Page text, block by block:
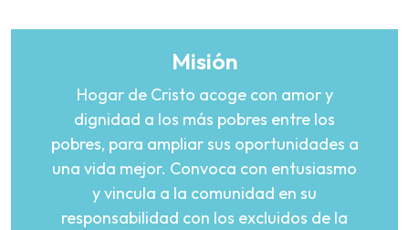
Misión
Hogar de Cristo acoge con amor y
dignidad a los más pobres entre los
pobres, para ampliar sus oportunidades a
una vida mejor. Convoca con entusiasmo
y vincula a la comunidad en su
responsabilidad con los excluidos de la